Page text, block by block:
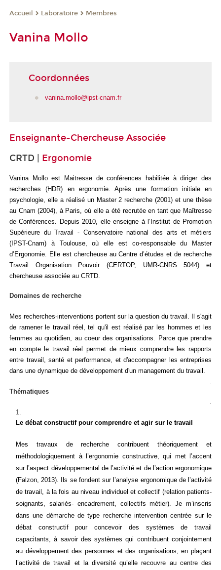
Accueil Laboratoire Membres
Vanina Mollo
Coordonnées
vanina.mollo@ipst-cnam.fr
Enseignante-Chercheuse Associée
CRTD | Ergonomie
Vanina Mollo est Maitresse de conférences habilitée à diriger des
recherches (HDR) en ergonomie. Après une formation initiale en
psychologie, elle a réalisé un Master 2 recherche (2001) et une thèse
au Cnam (2004), à Paris, où elle a été recrutée en tant que Maîtresse
de Conférences. Depuis 2010, elle enseigne à l’Institut de Promotion
Supérieure du Travail - Conservatoire national des arts et métiers
(IPST-Cnam) à Toulouse, où elle est co-responsable du Master
d’Ergonomie. Elle est chercheuse au Centre d’études et de recherche
Travail Organisation Pouvoir (CERTOP, UMR-CNRS 5044) et
chercheuse associée au CRTD.
Domaines de recherche
Mes recherches-interventions portent sur la question du travail. Il s'agit
de ramener le travail réel, tel qu'il est réalisé par les hommes et les
femmes au quotidien, au coeur des organisations. Parce que prendre
en compte le travail réel permet de mieux comprendre les rapports
entre travail, santé et performance, et d'accompagner les entreprises
dans une dynamique de développement d'un management du travail.
Thématiques
Le débat constructif pour comprendre et agir sur le travail
Mes travaux de recherche contribuent théoriquement et
méthodologiquement à l’ergonomie constructive, qui met l’accent
sur l’aspect développemental de l’activité et de l’action ergonomique
(Falzon, 2013). Ils se fondent sur l’analyse ergonomique de l’activité
de travail, à la fois au niveau individuel et collectif (relation patients-
soignants, salariés- encadrement, collectifs métier). Je m’inscris
dans une démarche de type recherche intervention centrée sur le
débat constructif pour concevoir des systèmes de travail
capacitants, à savoir des systèmes qui contribuent conjointement
au développement des personnes et des organisations, en plaçant
l’activité de travail et la diversité qu’elle recouvre au centre des